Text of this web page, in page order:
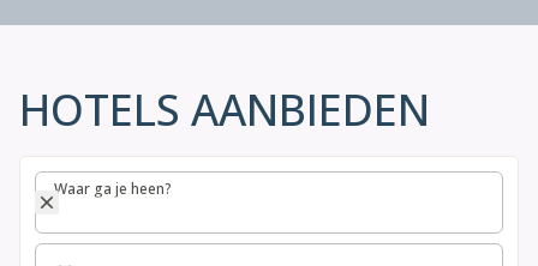
HOTELS AANBIEDEN
Waar ga je heen?
Waar ga je heen?